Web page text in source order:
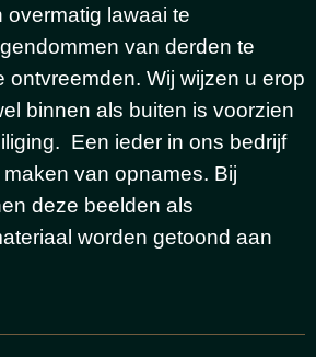
overmatig lawaai te
van derden te
ontvreemden. Wij wijzen u erop
binnen als buiten is voorzien
Een ieder in ons bedrijf
van opnames. Bij
deze beelden als
worden getoond aan